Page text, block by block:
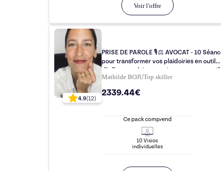
Voir l'offre
4.9(12)
PRISE DE PAROLE 🎙⚖️ AVOCAT - 10 Séances
pour transformer vos plaidoiries en outil
d'influence clair, convaincant et persuasif
Mathilde BOJUTop skiller
2339.44€
Ce pack comprend
10 Visios
individuelles